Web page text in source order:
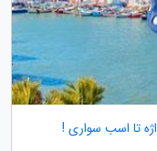
تا اسب سواری !